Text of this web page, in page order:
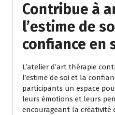
Contribue à
l’estime de
confiance en
L’atelier d’art thérapie
l’estime de soi et la
participants un espace
leurs émotions et leurs
encourageant la créativité